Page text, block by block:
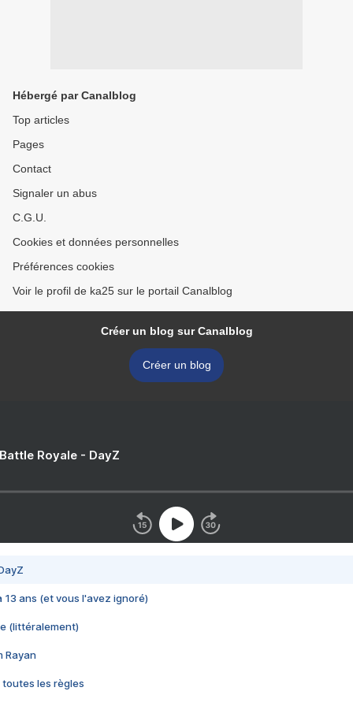
Hébergé par Canalblog
Top articles
Pages
Contact
Signaler un abus
C.G.U.
Cookies et données personnelles
Préférences cookies
Voir le profil de ka25 sur le portail Canalblog
Créer un blog sur Canalblog
Créer un blog
Royale - DayZ
13 ans (et vous l'avez ignoré)
(littéralement)
Rayan
toutes les règles